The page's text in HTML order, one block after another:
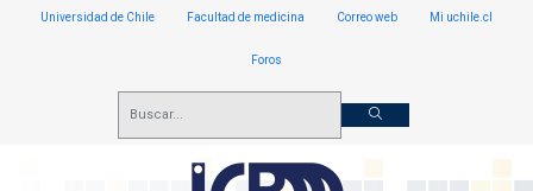
Universidad de Chile Facultad de medicina Correo web Mi uchile.cl
Foros